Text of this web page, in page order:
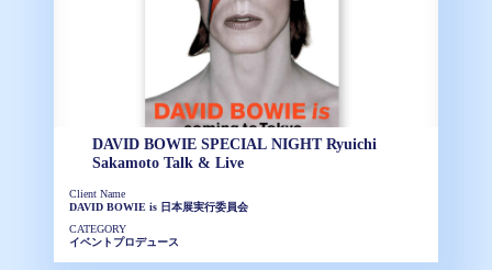
DAVID BOWIE SPECIAL NIGHT Ryuichi
Sakamoto Talk & Live
Client Name
DAVID BOWIE is ⽇本展実⾏委員会
CATEGORY
イベントプロデュース